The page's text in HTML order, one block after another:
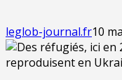
leglob-journal.fr10